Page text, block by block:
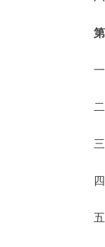
政民互动
走进北京
一
二
三
四、
五